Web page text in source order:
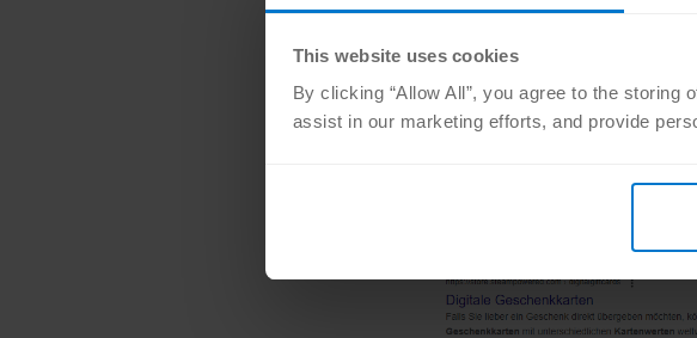
This website uses cookies
By clicking “Allow All”, you agree to the
assist in our marketing efforts, and provide
Personen- oder Bankdaten preisgeben.
viel Flexibilität, und einige von ihnen
kaufenkönnen. Achten Sie aber darauf,
Servicegebühren beinhalten kann.